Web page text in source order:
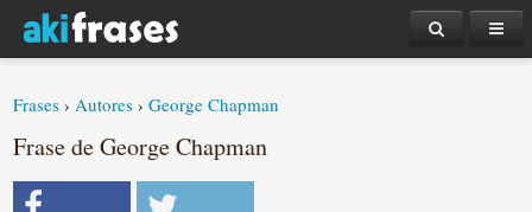
Frases ›Autores ›George Chapman
Frase de George Chapman